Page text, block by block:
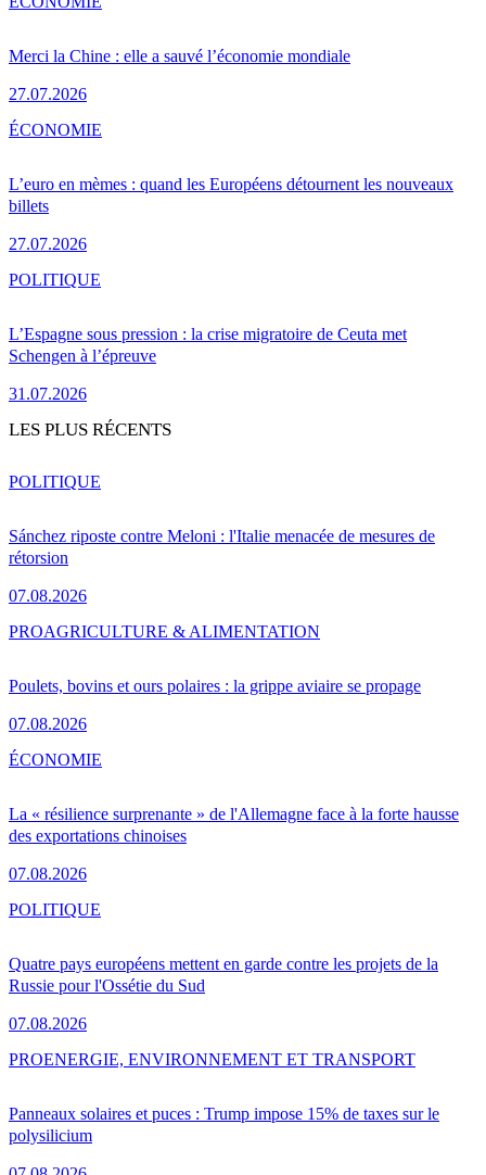
Merci la Chine : elle a sauvé l’économie mondiale
27.07.2026
L’euro en mèmes : quand les Européens détournent les nouveaux
billets
27.07.2026
ÉCONOMIE
L’Espagne sous pression : la crise migratoire de Ceuta met
Schengen à l’épreuve
31.07.2026
POLITIQUE
LES PLUS RÉCENTS
Sánchez riposte contre Meloni : l'Italie menacée de mesures de
rétorsion
07.08.2026
POLITIQUE
Poulets, bovins et ours polaires : la grippe aviaire se propage
07.08.2026
PROAGRICULTURE & ALIMENTATION
La « résilience surprenante » de l'Allemagne face à la forte hausse
des exportations chinoises
07.08.2026
ÉCONOMIE
Quatre pays européens mettent en garde contre les projets de la
Russie pour l'Ossétie du Sud
07.08.2026
POLITIQUE
Panneaux solaires et puces : Trump impose 15% de taxes sur le
polysilicium
PROENERGIE, ENVIRONNEMENT ET TRANSPORT